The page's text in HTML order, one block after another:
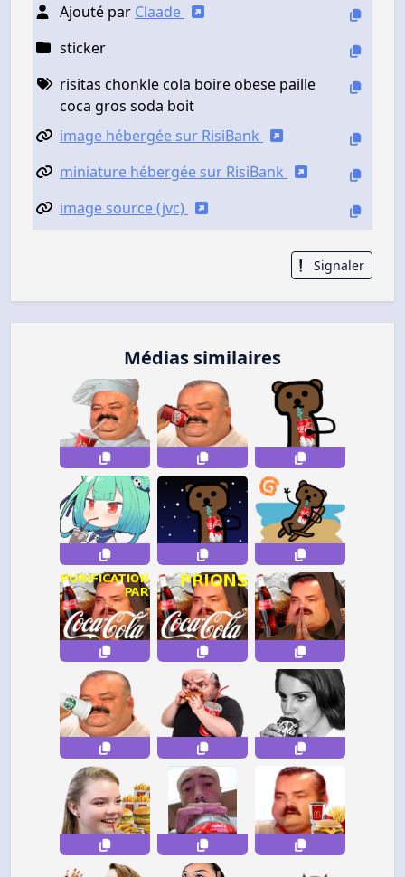
Ajouté par Claade
sticker
risitas chonkle cola boire obese paille
coca gros soda boit
image hébergée sur RisiBank
miniature hébergée sur RisiBank
image source (jvc)
Signaler
Médias similaires